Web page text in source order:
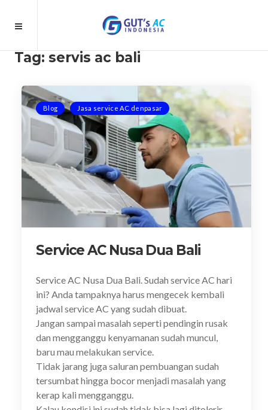
Tag: servis ac bali
Blog Jasa service AC denpasar
Service AC Nusa Dua Bali
Service AC Nusa Dua Bali. Sudah service AC hari
ini? Anda tampaknya harus mengecek kembali
jadwal service AC yang sudah dibuat.
Jangan sampai masalah seperti pendingin rusak
dan mengganggu kenyamanan sudah muncul,
baru mau melakukan service.
Tidak jarang juga saluran pembuangan sudah
tersumbat hingga bocor menjadi masalah yang
kerap kali mengganggu.